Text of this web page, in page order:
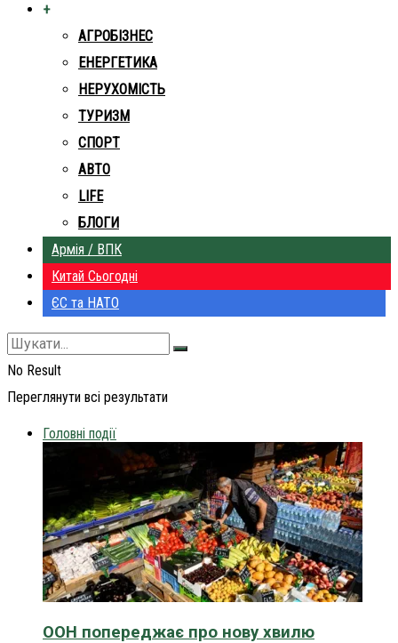
+
АГРОБІЗНЕС
ЕНЕРГЕТИКА
НЕРУХОМІСТЬ
ТУРИЗМ
СПОРТ
АВТО
LIFE
БЛОГИ
Армія / ВПК
Китай Сьогодні
ЄС та НАТО
No Result
Переглянути всі результати
Головні події
ООН попереджає про нову хвилю